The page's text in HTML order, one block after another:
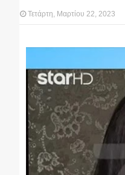
Τετάρτη, Μαρτίου 22, 2023